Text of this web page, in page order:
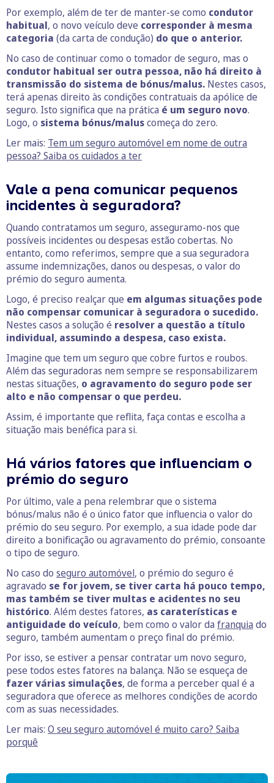
Por exemplo, além de ter de manter-se como condutor
habitual, o novo veículo deve corresponder à mesma
categoria (da carta de condução) do que o anterior.
No caso de continuar como o tomador de seguro, mas o
condutor habitual ser outra pessoa, não há direito à
transmissão do sistema de bónus/malus. Nestes casos,
terá apenas direito às condições contratuais da apólice de
seguro. Isto significa que na prática é um seguro novo.
Logo, o sistema bónus/maluscomeça do zero.
Ler mais: Tem um seguro automóvel em nome de outra
pessoa? Saiba os cuidados a ter
Vale a pena comunicar pequenos
incidentes à seguradora?
Quando contratamos um seguro, asseguramo-nos que
possíveis incidentes ou despesas estão cobertas. No
entanto, como referimos, sempre que a sua seguradora
assume indemnizações, danos ou despesas, o valor do
prémio do seguro aumenta.
Logo, é preciso realçar que em algumas situações pode
não compensar comunicar à seguradora o sucedido.
Nestes casos a solução é resolver a questão a título
individual, assumindo a despesa, caso exista.
Imagine que tem um seguro que cobre furtos e roubos.
Além das seguradoras nem sempre se responsabilizarem
nestas situações, o agravamento do seguro pode ser
alto e não compensar o que perdeu.
Assim, é importante que reflita, faça contas e escolha a
situação mais benéfica para si.
Há vários fatores que influenciam o
prémio do seguro
Por último, vale a pena relembrar que o sistema
bónus/malus não é o único fator que influencia o valor do
prémio do seu seguro. Por exemplo, a sua idade pode dar
direito a bonificação ou agravamento do prémio, consoante
o tipo de seguro.
No caso do seguro automóvel, o prémio do seguro é
agravado se for jovem, se tiver carta há pouco tempo,
mas também se tiver multas e acidentes no seu
histórico. Além destes fatores, as caraterísticas e
antiguidade do veículo, bem como o valor da franquia do
seguro, também aumentam o preço final do prémio.
Por isso, se estiver a pensar contratar um novo seguro,
pese todos estes fatores na balança. Não se esqueça de
fazer várias simulações, de forma a perceber qual é a
seguradora que oferece as melhores condições de acordo
com as suas necessidades.
Ler mais: O seu seguro automóvel é muito caro? Saiba
porquê